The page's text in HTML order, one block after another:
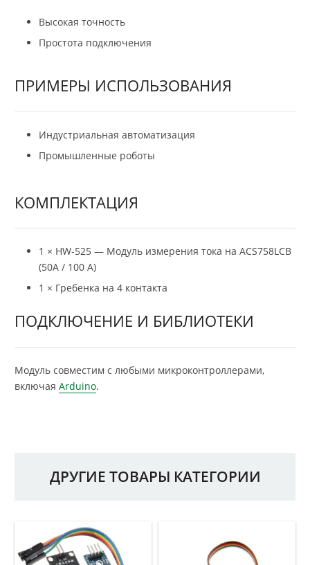
Высокая точность
Простота подключения
ПРИМЕРЫ ИСПОЛЬЗОВАНИЯ
Индустриальная автоматизация
Промышленные роботы
КОМПЛЕКТАЦИЯ
1 × HW-525 — Модуль измерения тока на ACS758LCB
(50А / 100 А)
1 × Гребенка на 4 контакта
ПОДКЛЮЧЕНИЕ И БИБЛИОТЕКИ
Модуль совместим с любыми микроконтроллерами,
включая Arduino.
ДРУГИЕ ТОВАРЫ КАТЕГОРИИ